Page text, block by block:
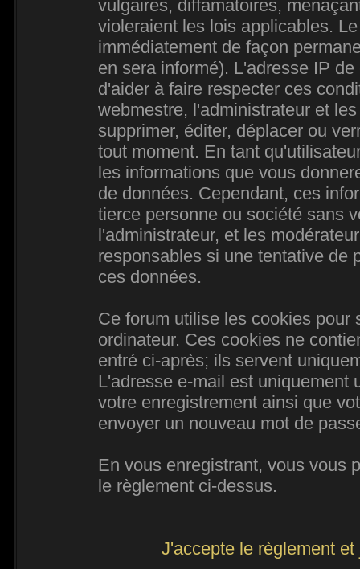
vulgaires, diffamatoires,
violeraient les lois applicables.
immédiatement de façon
en sera informé). L'adresse IP
d'aider à faire respecter ces
webmestre, l'administrateur et
supprimer, éditer, déplacer ou
tout moment. En tant
les informations que vous
de données. Cependant, ces
tierce personne ou société sans
l'administrateur, et les
responsables si une tentative de
ces données.
Ce forum utilise les cookies pour
ordinateur. Ces cookies ne
entré ci-après; ils servent
L'adresse e-mail est uniquement
votre enregistrement ainsi que
envoyer un nouveau mot de
En vous enregistrant, vous vous
le règlement ci-dessus.
J'accepte le règlement